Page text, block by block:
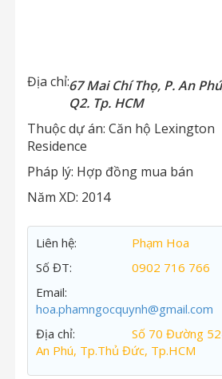
Địa chỉ:67 Mai Chí Thọ, P. An
Q2. Tp. HCM
Thuộc dự án: Căn hộ Lexington
Residence
Pháp lý: Hợp đồng mua bán
Năm XD: 2014
Liên hệ:
Phạm Hoa
Số ĐT:
0902 716 766
Email:
hoa.phamngocquynh@gmail.com
Địa chỉ:
Số 70 Đường
An Phú, Tp.Thủ Đức, Tp.HCM